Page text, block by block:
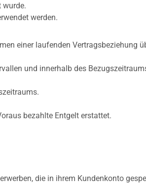
wurde.
werden.
einer laufenden Vertragsbeziehung
und innerhalb des
bezahlte Entgelt erstattet.
die in ihrem Kundenkonto